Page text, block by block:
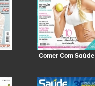
Comer Com Saúde